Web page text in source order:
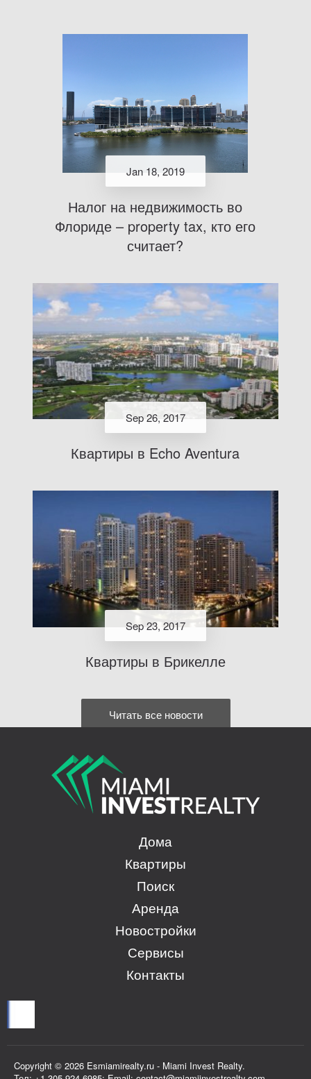
Jan 18, 2019
Налог на недвижимость во
Флориде – property tax, кто его
считает?
Sep 26, 2017
Квартиры в Echo Aventura
Sep 23, 2017
Квартиры в Брикелле
Читать все новости
Дома
Квартиры
Поиск
Аренда
Новостройки
Сервисы
Контакты
Copyright © 2026 Esmiamirealty.ru - Miami Invest Realty.